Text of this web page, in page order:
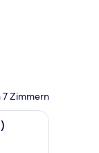
Aug.
7 Zimmern
Bett und zwei